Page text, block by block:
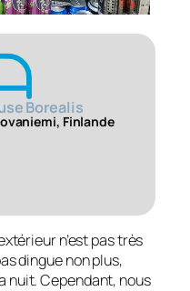
Borealis
Finlande
n’est pas très
dingue non plus,
nuit. Cependant, nous